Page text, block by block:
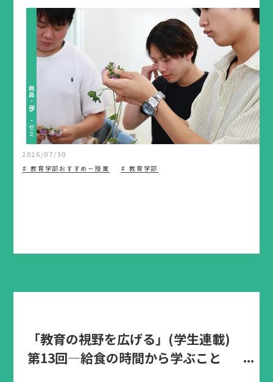
教員・学び・ゼミ
2026/07/30
教育学部おすすめ－授業
教育学部
「教育の視野を広げる」(学生連載)
第13回―給食の時間から学ぶこと